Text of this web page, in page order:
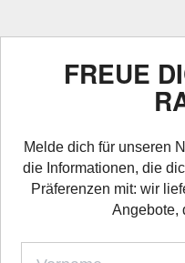
FREUE
Melde dich für unseren
die Informationen, die
Präferenzen mit: wir
Angebote,